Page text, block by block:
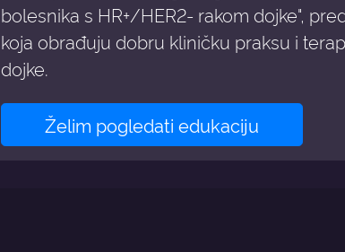
bolesnika s HR+/HER2- rakom dojke",
koja obrađuju dobru kliničku praksu i
dojke.
Želim pogledati edukaciju